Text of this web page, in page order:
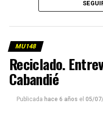
MU148
Reciclado.
Cabandié
Publicada hace 6 años el 05/